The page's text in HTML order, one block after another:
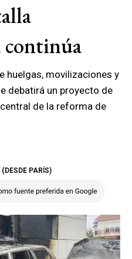
continúa
huelgas, movilizaciones y
debatirá un proyecto de
de la reforma de
PARÍS)